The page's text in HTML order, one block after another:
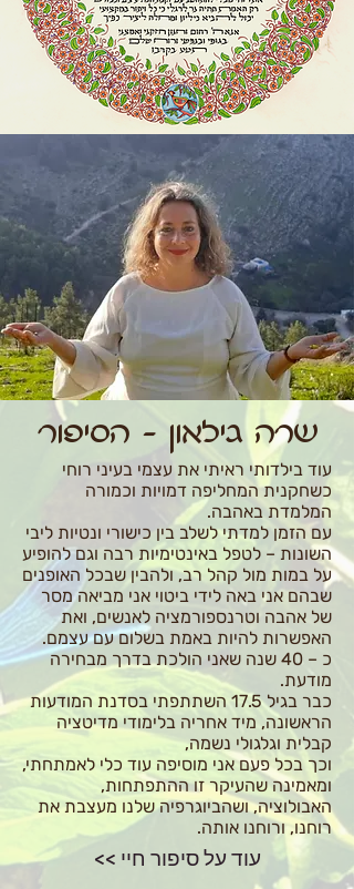
שרה גילאון - הסיפור
עוד בילדותי ראיתי את עצמי בעיני רוחי
כשחקנית המחליפה דמויות וכמורה
המלמדת באהבה.
עם הזמן למדתי לשלב בין כישורי ונטיות ליבי
השונות – לטפל באינטימיות רבה וגם להופיע
על במות מול קהל רב, ולהבין שבכל האופנים
שבהם אני באה לידי ביטוי אני מביאה מסר
של אהבה וטרנספורמציה לאנשים, ואת
האפשרות להיות באמת בשלום עם עצמם.
כ – 40 שנה שאני הולכת בדרך מבחירה
מודעת.
כבר בגיל 17.5 השתתפתי בסדנת המודעות
הראשונה, מיד אחריה בלימודי מדיטציה
קבלית וגלגולי נשמה,
וכך בכל פעם אני מוסיפה עוד כלי לאמתחתי,
ומאמינה שהעיקר זו ההתפתחות,
האבולוציה, ושהביוגרפיה שלנו מעצבת את
רוחנו, ורוחנו אותה.
<< עוד על סיפור חיי